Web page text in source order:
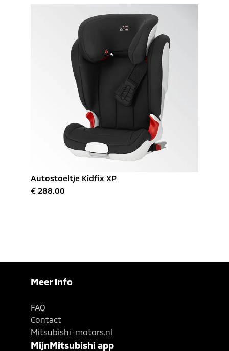
Autostoeltje Kidfix XP
€ 288.00
Meer info
FAQ
Contact
Mitsubishi-motors.nl
MijnMitsubishi app